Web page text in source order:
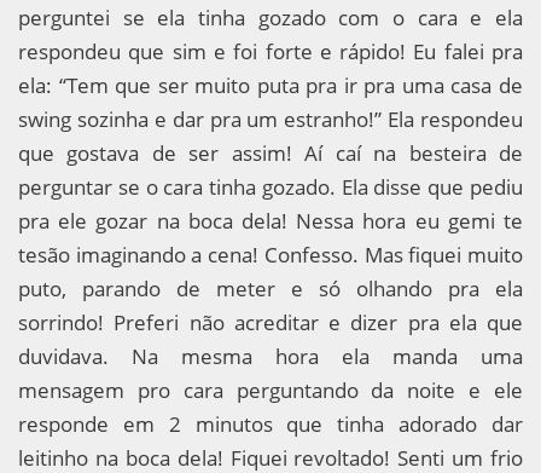
perguntei se ela tinha gozado com o cara e ela
respondeu que sim e foi forte e rápido! Eu falei pra
ela: “Tem que ser muito puta pra ir pra uma casa de
swing sozinha e dar pra um estranho!” Ela respondeu
que gostava de ser assim! Aí caí na besteira de
perguntar se o cara tinha gozado. Ela disse que pediu
pra ele gozar na boca dela! Nessa hora eu gemi te
tesão imaginando a cena! Confesso. Mas fiquei muito
puto, parando de meter e só olhando pra ela
sorrindo! Preferi não acreditar e dizer pra ela que
duvidava. Na mesma hora ela manda uma
mensagem pro cara perguntando da noite e ele
responde em 2 minutos que tinha adorado dar
leitinho na boca dela! Fiquei revoltado! Senti um frio